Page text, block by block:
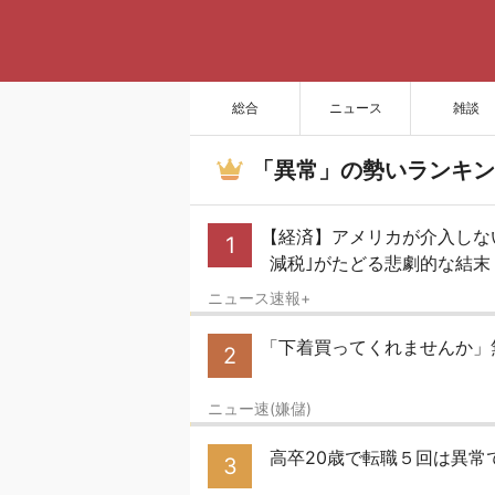
総合 ニュース 雑談
「異常」の勢いランキ
1
【経済】アメリカが介入し
減税｣がたどる悲劇的な結末
ニュース速報+
2 「下着買ってくれません
ニュー速(嫌儲)
3 高卒20歳で転職５回は異常